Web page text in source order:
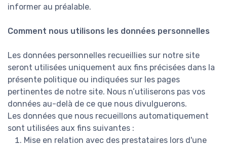
informer au préalable.
Comment nous utilisons les données personnelles
Les données personnelles recueillies sur notre site
seront utilisées uniquement aux fins précisées dans la
présente politique ou indiquées sur les pages
pertinentes de notre site. Nous n’utiliserons pas vos
données au-delà de ce que nous divulguerons.
Les données que nous recueillons automatiquement
sont utilisées aux fins suivantes :
Mise en relation avec des prestataires lors d'une